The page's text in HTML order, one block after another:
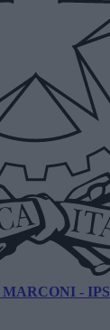
MARCONI -